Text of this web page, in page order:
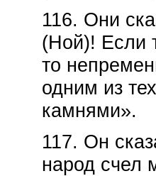
116. Они
(Ной)! Если
то
одним из
камнями».
117. Он
народ счел